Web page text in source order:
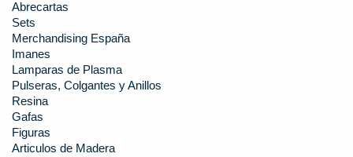
Abrecartas
Sets
Merchandising España
Imanes
Lamparas de Plasma
Pulseras, Colgantes y Anillos
Resina
Gafas
Figuras
Articulos de Madera